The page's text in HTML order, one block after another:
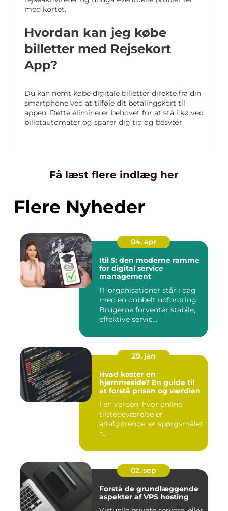
med kortet.
Hvordan kan jeg købe
billetter med Rejsekort
App?
Du kan nemt købe digitale billetter direkte fra din
smartphone ved at tilføje dit betalingskort til
appen. Dette eliminerer behovet for at stå i kø ved
billetautomater og sparer dig tid og besvær.
Få læst flere indlæg her
Flere Nyheder
04. apr
Itil 5: den moderne ramme
for digital service
management
IT-organisationer står i dag
med en dobbelt udfordring:
Brugerne forventer stabile,
effektive servic...
29. jan
Hvad koster en
hjemmeside? En guide til
at forstå prisen og værdien
I en verden, hvor online
tilstedeværelse er
altafgørende, er spørgsmålet
o...
02. sep
Forstå de grundlæggende
aspekter af VPS hosting